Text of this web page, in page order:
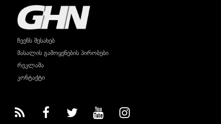
ჩვენს შესახებ
მასალის გამოყენების პირობები
რეკლამა
კონტაქტი